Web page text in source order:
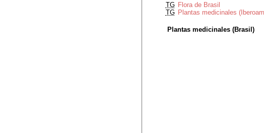
TG Flora de Brasil
TG Plantas medicinales
Plantas medicinales (Brasil)